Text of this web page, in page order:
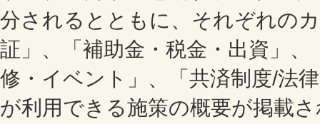
分されるとともに、それぞれの
証」、「補助金・税金・出資」
修・イベント」、「共済制度/法
が利用できる施策の概要が掲載